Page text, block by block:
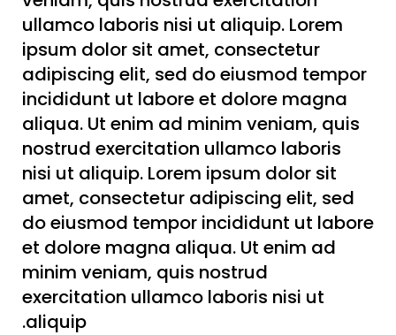
ullamco laboris nisi ut aliquip. Lorem
ipsum dolor sit amet, consectetur
adipiscing elit, sed do eiusmod tempor
incididunt ut labore et dolore magna
aliqua. Ut enim ad minim veniam, quis
nostrud exercitation ullamco laboris
nisi ut aliquip. Lorem ipsum dolor sit
amet, consectetur adipiscing elit, sed
do eiusmod tempor incididunt ut labore
et dolore magna aliqua. Ut enim ad
minim veniam, quis nostrud
exercitation ullamco laboris nisi ut
aliquip.